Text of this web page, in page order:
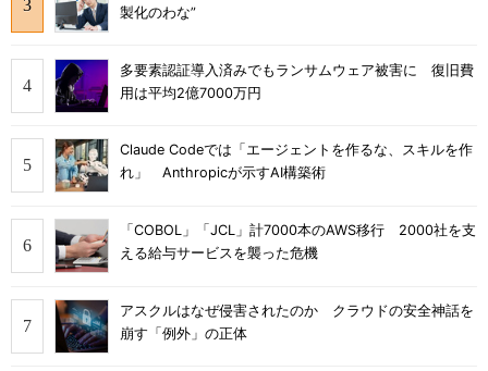
製化のわな”
多要素認証導入済みでもランサムウェア被害に 復旧費
用は平均2億7000万円
Claude Codeでは「エージェントを作るな、スキルを作
れ」 Anthropicが示すAI構築術
「COBOL」「JCL」計7000本のAWS移行 2000社を支
える給与サービスを襲った危機
アスクルはなぜ侵害されたのか クラウドの安全神話を
崩す「例外」の正体